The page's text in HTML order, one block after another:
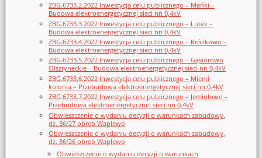
ZBG.6733.2.2022 Inwestycja celu publicznego – Mańki –
Budowa elektroenergetycznej sieci nn 0,4kV
ZBG.6733.3.2022 Inwestycja celu publicznego – Lutek –
Budowa elektroenergetycznej sieci nn 0,4kV
ZBG.6733.4.2022 Inwestycja celu publicznego – Królikowo –
Budowa elektroenergetycznej sieci nn 0,4kV
ZBG.6733.5.2022 Inwestycja celu publicznego – Gąsiorowo
Olsztyneckie – Budowa elektroenergetycznej sieci nn 0,4kV
ZBG.6733.6.2022 Inwestycja celu publicznego – Mierki
kolonia – Przebudowa elektroenergetycznej sieci nn 0,4kV
ZBG.6733.7.2022 Inwestycja celu publicznego – Jemiołowo –
Przebudowa elektroenergetycznej sieci nn 0,4kV
Obwieszczenie o wydaniu decyzji o warunkach zabudowy,
dz. 36/27 obręb Waplewo
Obwieszczenie o wydaniu decyzji o warunkach zabudowy,
dz. 36/26 obręb Waplewo
Obwieszczenie o wydaniu decyzji o warunkach